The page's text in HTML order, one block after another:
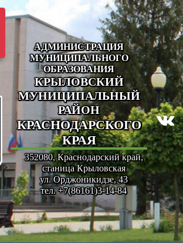
АДМИНИСТРАЦИЯ
МУНИЦИПАЛЬНОГО
ОБРАЗОВАНИЯ
КРЫЛОВСКИЙ
МУНИЦИПАЛЬНЫЙ
РАЙОН
КРАСНОДАРСКОГО
КРАЯ
352080, Краснодарский край,
станица Крыловская
ул. Орджоникидзе, 43
тел. +7(86161)3-14-84